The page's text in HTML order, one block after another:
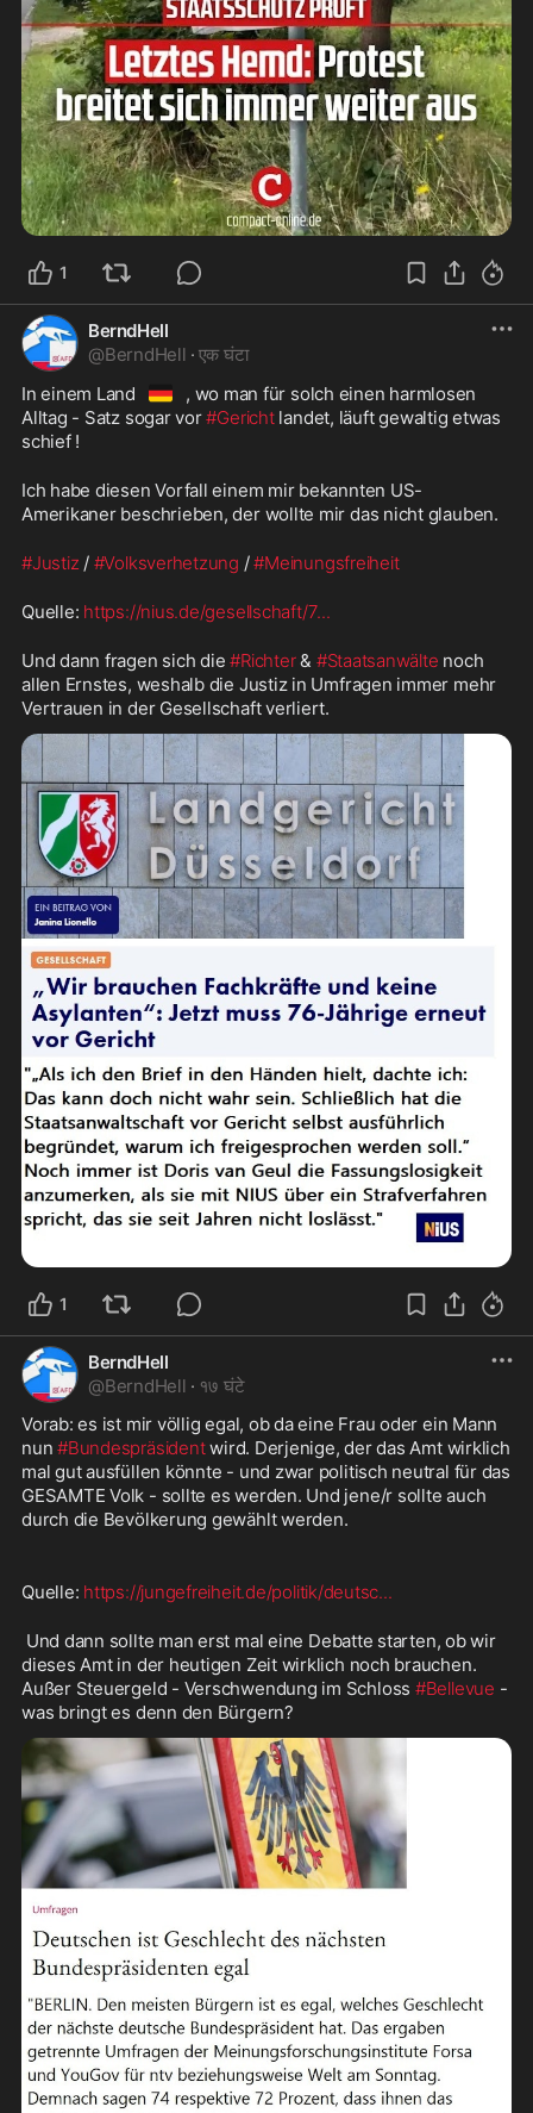
1
BerndHell
@BerndHell · एक घंटा
In einem Land
🇩🇪
, wo man für solch einen harmlosen
Alltag - Satz sogar vor #Gericht landet, läuft gewaltig etwas
schief !
Ich habe diesen Vorfall einem mir bekannten US-
Amerikaner beschrieben, der wollte mir das nicht glauben.
#Justiz / #Volksverhetzung / #Meinungsfreiheit
Quelle: https://nius.de/gesellschaft/7...
Und dann fragen sich die #Richter & #Staatsanwälte noch
allen Ernstes, weshalb die Justiz in Umfragen immer mehr
Vertrauen in der Gesellschaft verliert.
1
BerndHell
@BerndHell · १७ घंटे
Vorab: es ist mir völlig egal, ob da eine Frau oder ein Mann
nun #Bundespräsident wird. Derjenige, der das Amt wirklich
mal gut ausfüllen könnte - und zwar politisch neutral für das
GESAMTE Volk - sollte es werden. Und jene/r sollte auch
durch die Bevölkerung gewählt werden.
Quelle: https://jungefreiheit.de/politik/deutsc...
dieses Amt in der heutigen Zeit wirklich noch brauchen.
Außer Steuergeld - Verschwendung im Schloss #Bellevue -
was bringt es denn den Bürgern?